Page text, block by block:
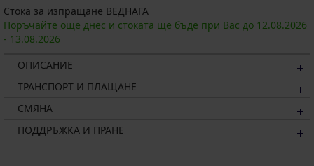
Стока за изпращане ВЕДНАГА
Поръчайте още днес и стоката ще бъде при Вас до 12.08.2026
- 13.08.2026
ОПИСАНИЕ
ТРАНСПОРТ И ПЛАЩАНЕ
СМЯНА
ПОДДРЪЖКА И ПРАНЕ